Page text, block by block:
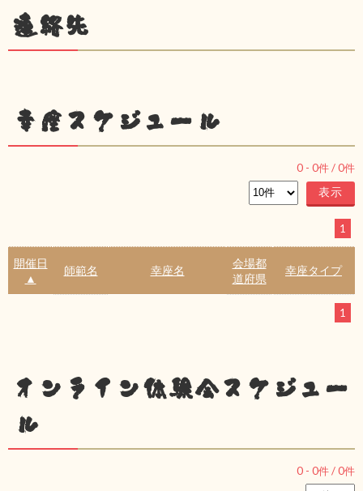
連絡先
幸座スケジュール
0 - 0件 /0件
1
開催日
▲
師範名 幸座名
会場都
道府県
幸座タイプ
1
オンライン体験会スケジュー
ル
0 - 0件 /0件